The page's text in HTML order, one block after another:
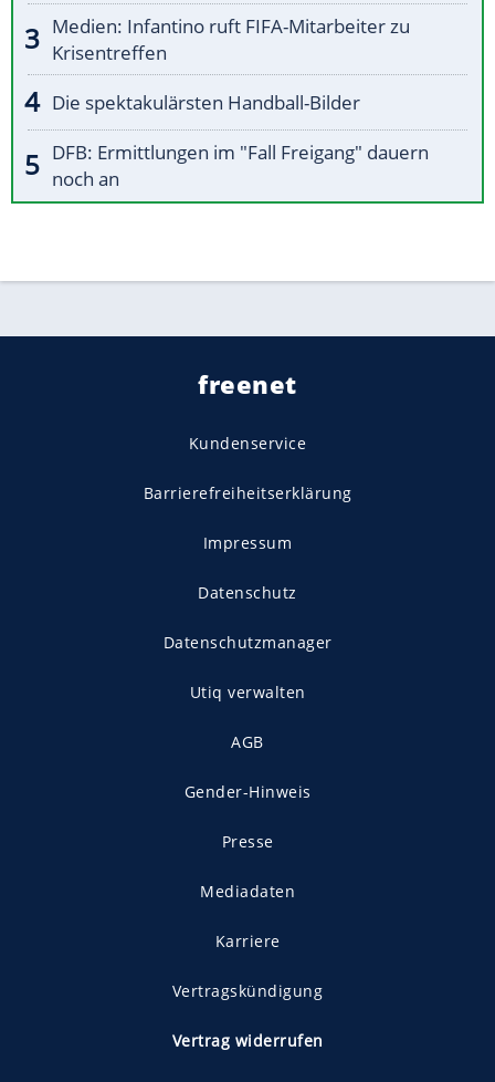
Medien: Infantino ruft FIFA-Mitarbeiter zu
Krisentreffen
Die spektakulärsten Handball-Bilder
DFB: Ermittlungen im "Fall Freigang" dauern
noch an
freenet
Kundenservice
Barrierefreiheitserklärung
Impressum
Datenschutz
Datenschutzmanager
Utiq verwalten
AGB
Gender-Hinweis
Presse
Mediadaten
Karriere
Vertragskündigung
Vertrag widerrufen